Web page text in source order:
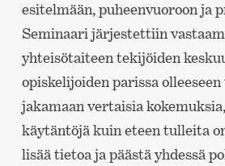
esitelmään, puheenvuoroon ja
Seminaari järjestettiin
yhteisötaiteen tekijöiden
opiskelijoiden parissa
jakamaan vertaisia
käytäntöjä kuin eteen tulleita
lisää tietoa ja päästä yhdessä